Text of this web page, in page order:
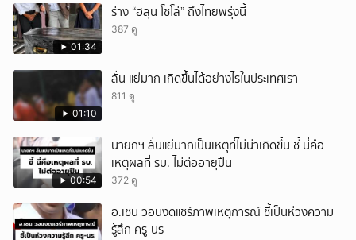
01:34
ร่าง “ฮลุน โซโล่” ถึงไทยพรุ่งนี้
387 ดู
01:10
ลั่น แย่มาก เกิดขึ้นได้อย่างไรในประเทศเรา
811 ดู
00:54
นายกฯ ลั่นแย่มากเป็นเหตุที่ไม่น่าเกิดขึ้น ชี้ นี่คือ
เหตุผลที่ รบ. ไม่ต่ออายุปืน
372 ดู
อ.เชน วอนงดแชร์ภาพเหตุการณ์ ชี้เป็นห่วงความ
รู้สึก ครู-นร